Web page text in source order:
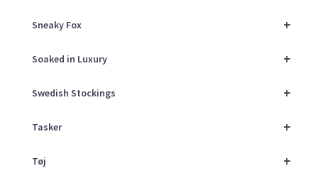
+
Sneaky Fox
+
Soaked in Luxury
+
Swedish Stockings
+
Tasker
+
Tøj